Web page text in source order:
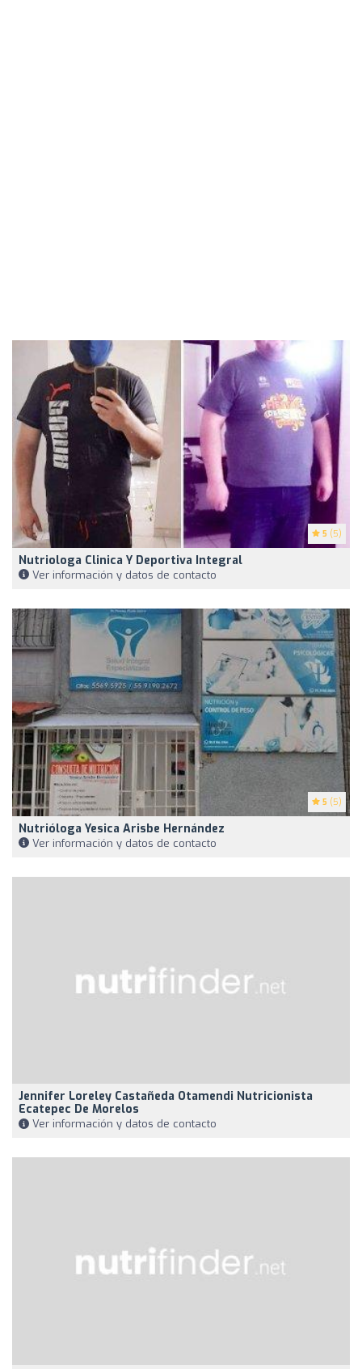
5 (5)
Nutriologa Clinica Y Deportiva Integral
Ver información y datos de contacto
5 (5)
Nutrióloga Yesica Arisbe Hernández
Ver información y datos de contacto
Jennifer Loreley Castañeda Otamendi Nutricionista
Ecatepec De Morelos
Ver información y datos de contacto